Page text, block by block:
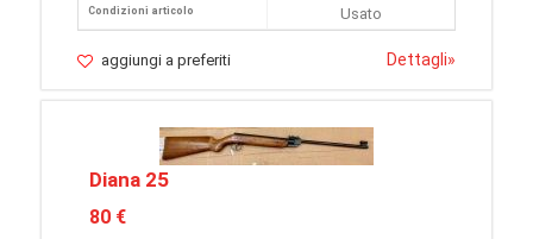
Condizioni articolo
Usato
aggiungi a preferiti Dettagli»
Diana 25
80 €